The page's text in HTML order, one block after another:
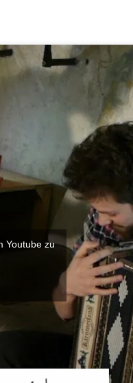
Youtube zu